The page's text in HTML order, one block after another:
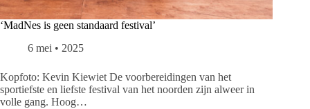
‘MadNes is geen standaard festival’
6 mei • 2025
Kopfoto: Kevin Kiewiet De voorbereidingen van het
sportiefste en liefste festival van het noorden zijn alweer in
volle gang. Hoog…